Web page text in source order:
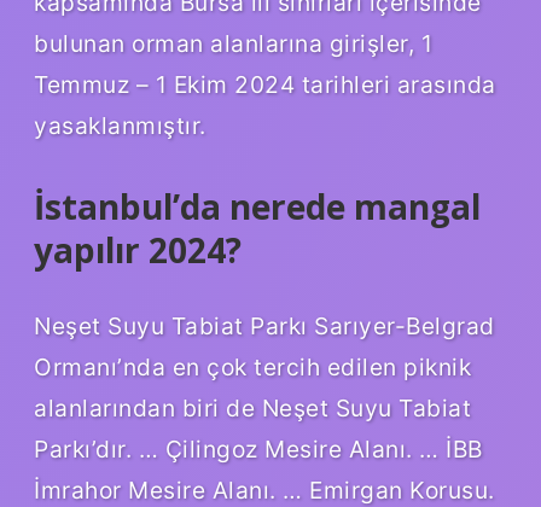
bulunan orman alanlarına girişler, 1
Temmuz – 1 Ekim 2024 tarihleri ​​arasında
yasaklanmıştır.
İstanbul’da nerede mangal
yapılır 2024?
Neşet Suyu Tabiat Parkı Sarıyer-Belgrad
Ormanı’nda en çok tercih edilen piknik
alanlarından biri de Neşet Suyu Tabiat
Parkı’dır. … Çilingoz Mesire Alanı. … İBB
İmrahor Mesire Alanı. … Emirgan Korusu.